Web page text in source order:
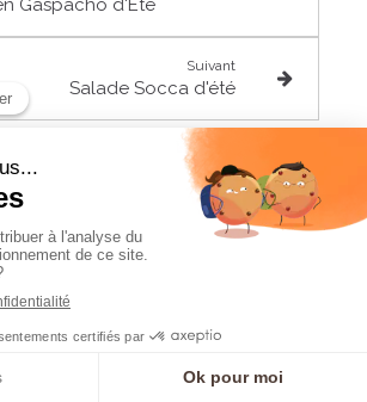
Suivant
Salade Socca d'été